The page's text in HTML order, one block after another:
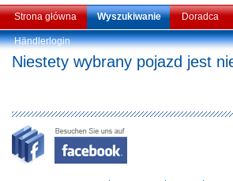
Strona główna Wyszukiwanie Doradca
Händlerlogin
Niestety wybrany pojazd jest